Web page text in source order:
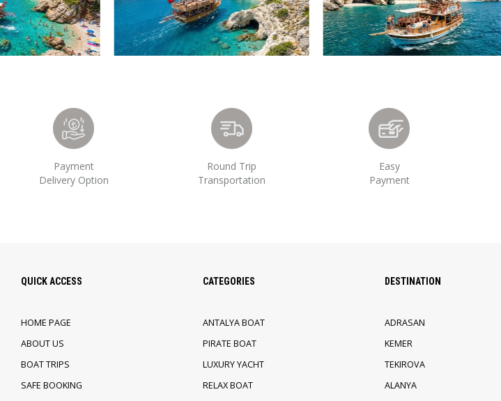
Payment
Delivery Option
Round Trip
Transportation
Easy
Payment
QUICK ACCESS
HOME PAGE
ABOUT US
BOAT TRIPS
SAFE BOOKING
CATEGORIES
ANTALYA BOAT
PIRATE BOAT
LUXURY YACHT
RELAX BOAT
DESTINATION
ADRASAN
KEMER
TEKIROVA
ALANYA